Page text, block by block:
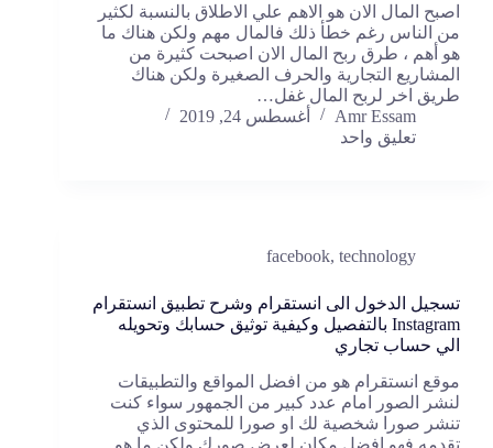
اصبح المال الان هو الاهم علي الاطلاق بالنسبة لكثير
من الناس رغم خطأ ذلك فالمال مهم ولكن هناك ما
هو أهم ، طرق ربح المال الان اصبحت كثيرة من
المشاريع التجارية والحرف الصغيرة ولكن هناك
طريق اخر لربح المال غفل…
Amr Essam
أغسطس 24, 2019
تعليق واحد
facebook, technology
تسجيل الدخول الى انستقرام وشرح تطبيق انستقرام
Instagram بالتفصيل وكيفية توثيق حسابك وتحويله
الي حساب تجاري
موقع انستقرام هو من افضل المواقع والتطبيقات
لنشر الصور امام عدد كبير من الجمهور سواء كنت
تنشر صورا شخصية لك او صورا للمحتوى الذي